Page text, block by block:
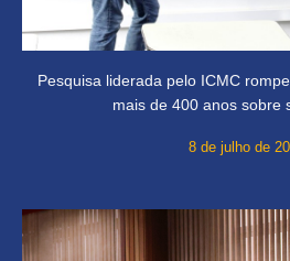
Pesquisa liderada pelo ICMC
mais de 400 anos sobre
8 de julho de